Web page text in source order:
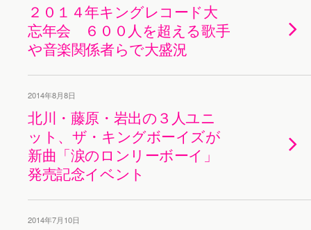
２０１４年キングレコード大
忘年会 ６００人を超える歌手
や音楽関係者らで大盛況
2014年8月8日
北川・藤原・岩出の３人ユニ
ット、ザ・キングボーイズが
新曲「涙のロンリーボーイ」
発売記念イベント
2014年7月10日